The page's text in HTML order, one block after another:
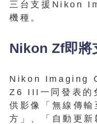
三台支援Nikon
機種。
Nikon Zf即將
Nikon Imaging
Z6 III一同發表的
供影像「無線傳
方」、「自動更